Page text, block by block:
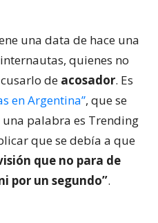
una data de hace una
quienes no
de acosador. Es
en Argentina”, que se
palabra es Trending
que se debía a que
que no para de
por un segundo”.